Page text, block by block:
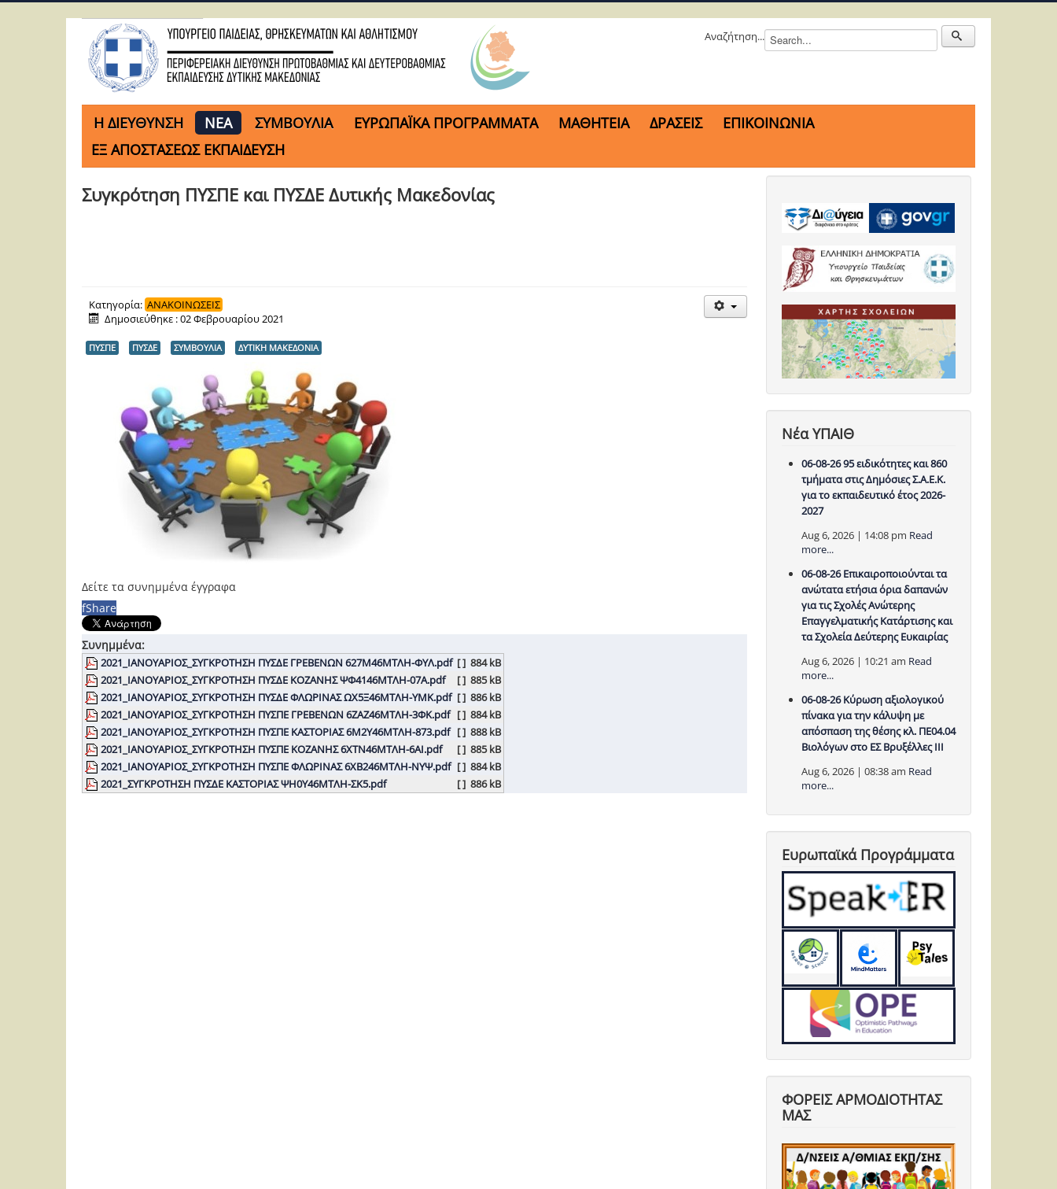
Αναζήτηση...
H ΔΙΕΥΘΥΝΣΗ ΝΕΑ ΣΥΜΒΟΥΛΙΑ ΕΥΡΩΠΑΪΚΑ ΠΡΟΓΡΑΜΜΑΤΑ ΜΑΘΗΤΕΙΑ ΔΡΑΣΕΙΣ
ΕΠΙΚΟΙΝΩΝΙΑ
ΕΞ ΑΠΟΣΤΑΣΕΩΣ ΕΚΠΑΙΔΕΥΣΗ
Συγκρότηση ΠΥΣΠΕ και ΠΥΣΔΕ Δυτικής Μακεδονίας
Κατηγορία: ΑΝΑΚΟΙΝΩΣΕΙΣ
Δημοσιεύθηκε : 02 Φεβρουαρίου 2021
ΠΥΣΠΕ ΠΥΣΔΕ ΣΥΜΒΟΥΛΙΑ ΔΥΤΙΚΗ ΜΑΚΕΔΟΝΙΑ
Δείτε τα συνημμένα έγγραφα
fShare
Συνημμένα:
2021_ΙΑΝΟΥΑΡΙΟΣ_ΣΥΓΚΡΟΤΗΣΗ ΠΥΣΔΕ ΓΡΕΒΕΝΩΝ 627Μ46ΜΤΛΗ-ΦΥΛ.pdf [ ] 884 kB
2021_ΙΑΝΟΥΑΡΙΟΣ_ΣΥΓΚΡΟΤΗΣΗ ΠΥΣΔΕ ΚΟΖΑΝΗΣ ΨΦ4146ΜΤΛΗ-07Α.pdf
[ ] 885 kB
2021_ΙΑΝΟΥΑΡΙΟΣ_ΣΥΓΚΡΟΤΗΣΗ ΠΥΣΔΕ ΦΛΩΡΙΝΑΣ ΩΧ5Ξ46ΜΤΛΗ-ΥΜΚ.pdf [ ] 886 kB
2021_ΙΑΝΟΥΑΡΙΟΣ_ΣΥΓΚΡΟΤΗΣΗ ΠΥΣΠΕ ΓΡΕΒΕΝΩΝ 6ΖΑΖ46ΜΤΛΗ-3ΦΚ.pdf [ ] 884 kB
2021_ΙΑΝΟΥΑΡΙΟΣ_ΣΥΓΚΡΟΤΗΣΗ ΠΥΣΠΕ ΚΑΣΤΟΡΙΑΣ 6Μ2Υ46ΜΤΛΗ-873.pdf [ ] 888 kB
2021_ΙΑΝΟΥΑΡΙΟΣ_ΣΥΓΚΡΟΤΗΣΗ ΠΥΣΠΕ ΚΟΖΑΝΗΣ 6ΧΤΝ46ΜΤΛΗ-6ΑΙ.pdf
[ ] 885 kB
2021_ΙΑΝΟΥΑΡΙΟΣ_ΣΥΓΚΡΟΤΗΣΗ ΠΥΣΠΕ ΦΛΩΡΙΝΑΣ 6ΧΒ246ΜΤΛΗ-ΝΥΨ.pdf [ ] 884 kB
2021_ΣΥΓΚΡΟΤΗΣΗ ΠΥΣΔΕ ΚΑΣΤΟΡΙΑΣ ΨΗ0Υ46ΜΤΛΗ-ΣΚ5.pdf
[ ] 886 kB
Νέα ΥΠΑΙΘ
06-08-26 95 ειδικότητες και 860
τμήματα στις Δημόσιες Σ.Α.Ε.Κ.
για το εκπαιδευτικό έτος 2026-
2027
Aug 6, 2026 | 14:08 pm Read
more...
06-08-26 Επικαιροποιούνται τα
ανώτατα ετήσια όρια δαπανών
για τις Σχολές Ανώτερης
Επαγγελματικής Κατάρτισης και
τα Σχολεία Δεύτερης Ευκαιρίας
Aug 6, 2026 | 10:21 am Read
more...
06-08-26 Κύρωση αξιολογικού
πίνακα για την κάλυψη με
απόσπαση της θέσης κλ. ΠΕ04.04
Βιολόγων στο ΕΣ Βρυξέλλες ΙΙΙ
Aug 6, 2026 | 08:38 am Read
more...
Ευρωπαϊκά Προγράμματα
ΦΟΡΕΙΣ ΑΡΜΟΔΙΟΤΗΤΑΣ
ΜΑΣ